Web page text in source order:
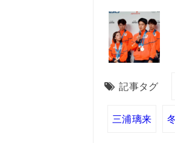
記事タグ
三浦璃来